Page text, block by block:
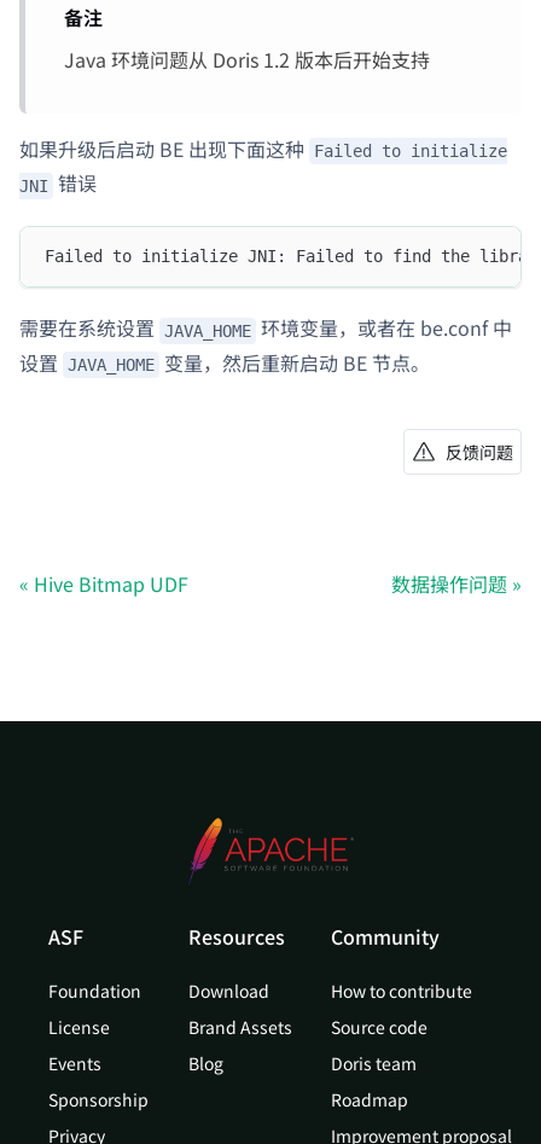
备注
Java 环境问题从 Doris 1.2 版本后开始支持
如果升级后启动 BE 出现下面这种
Failed to initialize
JNI 错误
Failed to initialize JNI: Failed to find the
需要在系统设置 JAVA_HOME 环境变量，或者在 be.conf 中
设置 JAVA_HOME 变量，然后重新启动 BE 节点。
反馈问题
Hive Bitmap UDF 数据操作问题
ASF
Foundation
License
Events
Sponsorship
Privacy
Resources
Download
Brand Assets
Blog
Community
How to contribute
Source code
Doris team
Roadmap
Improvement proposal